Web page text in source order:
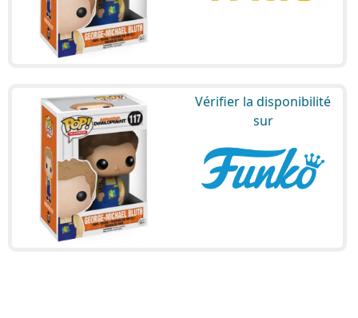
Vérifier la disponibilité
sur